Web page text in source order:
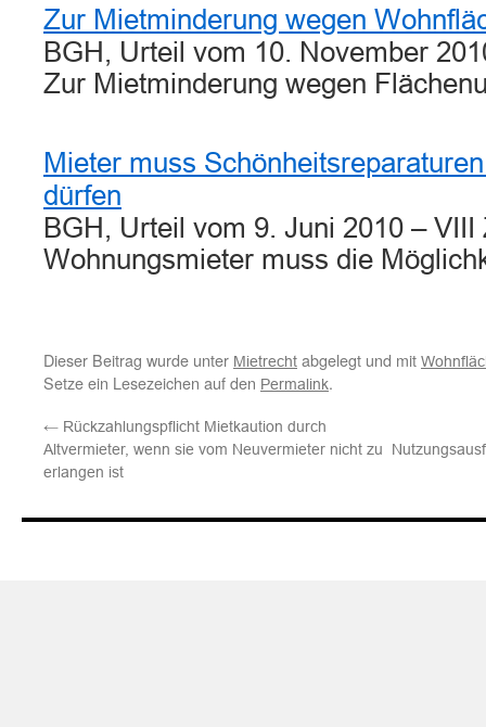
Zur Mietminderung wegen
BGH, Urteil vom 10. November
Zur Mietminderung wegen
Mieter muss
dürfen
BGH, Urteil vom 9. Juni 2010 – VIII
Wohnungsmieter muss die
Dieser Beitrag wurde unter Mietrecht abgelegt und mit
Setze ein Lesezeichen auf den Permalink.
← Rückzahlungspflicht Mietkaution durch
Altvermieter, wenn sie vom Neuvermieter nicht zu
erlangen ist